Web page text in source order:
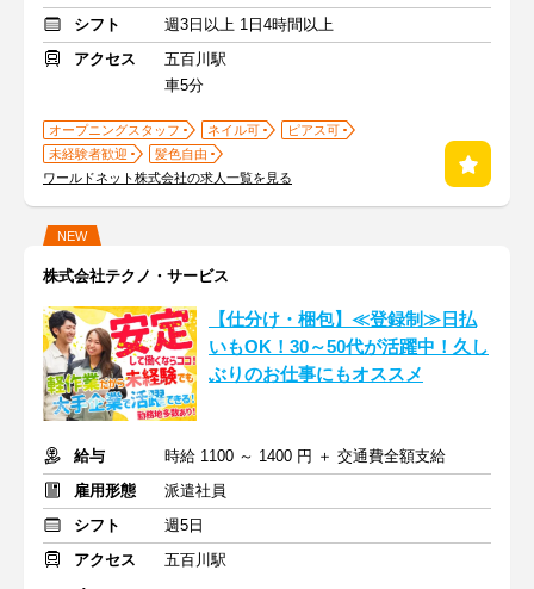
シフト
週3日以上 1日4時間以上
アクセス
五百川駅
車5分
オープニングスタッフ ネイル可
ピアス可
未経験者歓迎
髪色自由
ワールドネット株式会社の求人一覧を見る
NEW
株式会社テクノ・サービス
【仕分け・梱包】≪登録制≫日払
いもOK！30～50代が活躍中！久し
ぶりのお仕事にもオススメ
給与
時給 1100 ～ 1400 円 ＋ 交通費全額支給
雇用形態
派遣社員
シフト
週5日
アクセス
五百川駅